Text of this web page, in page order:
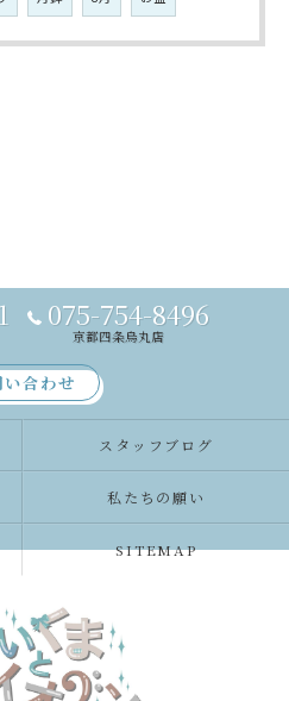
075-754-8496
京都四条烏丸店
い合わせ
スタッフブログ
私たちの願い
SITEMAP